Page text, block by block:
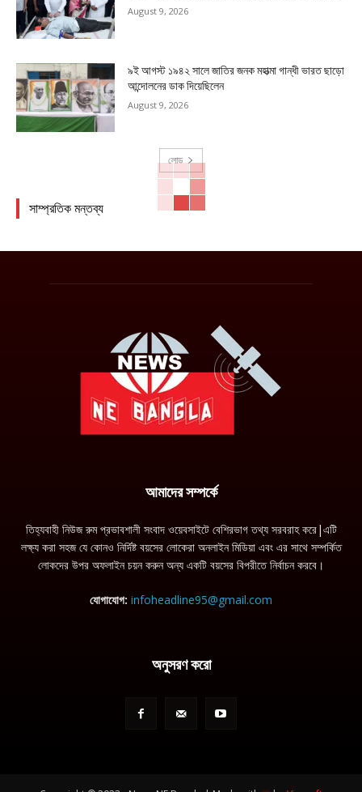
August 9, 2026
৯ই আগস্ট ১৯৪২ সালে জাতির জনক মহাত্মা গান্ধী ভারত ছাড়ো
আন্দোলনের ডাক দিয়েছিলেন
August 9, 2026
লোড
সাম্প্রতিক মন্তব্য
আমাদের সম্পর্কে
তিহ্যবাহী নিউজ রুম প্রভাবশালী সংবাদ ওয়েবসাইটে বেশিরভাগ তথ্য সরবরাহ করে|এটি
লক্ষ্য করা সহজ যে কোনও নির্দিষ্ট বয়সের লোকেরা অনলাইন মিডিয়া এবং এর সাথে সম্পর্কিত
লোকদের উপর অফলাইন চয়ন করুন অন্য একটি বয়সের বিপরীতে নির্বাচন করবে।
যোগাযোগ: infoheadline95@gmail.com
অনুসরণ করো